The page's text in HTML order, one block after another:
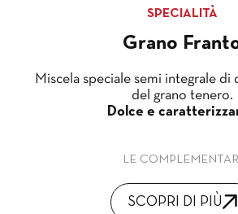
SPECIALITÀ
Grano
Miscela speciale semi integrale di
del grano tenero.
Dolce e
LE COMPLEMENTARI
SCOPRI DI PIÙ